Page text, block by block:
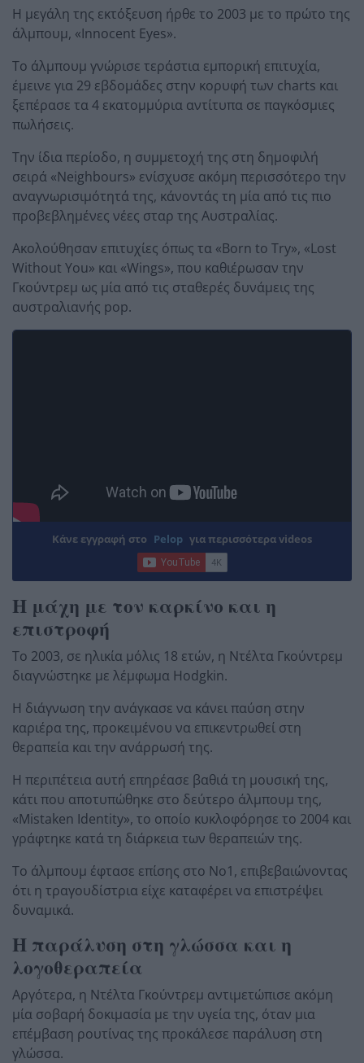
Η μεγάλη της εκτόξευση ήρθε το 2003 με το πρώτο της
άλμπουμ, «Innocent Eyes».
Το άλμπουμ γνώρισε τεράστια εμπορική επιτυχία,
έμεινε για 29 εβδομάδες στην κορυφή των charts και
ξεπέρασε τα 4 εκατομμύρια αντίτυπα σε παγκόσμιες
πωλήσεις.
Την ίδια περίοδο, η συμμετοχή της στη δημοφιλή
σειρά «Neighbours» ενίσχυσε ακόμη περισσότερο την
αναγνωρισιμότητά της, κάνοντάς τη μία από τις πιο
προβεβλημένες νέες σταρ της Αυστραλίας.
Ακολούθησαν επιτυχίες όπως τα «Born to Try», «Lost
Without You» και «Wings», που καθιέρωσαν την
Γκούντρεμ ως μία από τις σταθερές δυνάμεις της
αυστραλιανής pop.
Κάνε εγγραφή στο Pelop για περισσότερα videos
Η μάχη με τον καρκίνο και η
επιστροφή
Το 2003, σε ηλικία μόλις 18 ετών, η Ντέλτα Γκούντρεμ
διαγνώστηκε με λέμφωμα Hodgkin.
Η διάγνωση την ανάγκασε να κάνει παύση στην
καριέρα της, προκειμένου να επικεντρωθεί στη
θεραπεία και την ανάρρωσή της.
Η περιπέτεια αυτή επηρέασε βαθιά τη μουσική της,
κάτι που αποτυπώθηκε στο δεύτερο άλμπουμ της,
«Mistaken Identity», το οποίο κυκλοφόρησε το 2004 και
γράφτηκε κατά τη διάρκεια των θεραπειών της.
Το άλμπουμ έφτασε επίσης στο Νο1, επιβεβαιώνοντας
ότι η τραγουδίστρια είχε καταφέρει να επιστρέψει
δυναμικά.
Η παράλυση στη γλώσσα και η
λογοθεραπεία
Αργότερα, η Ντέλτα Γκούντρεμ αντιμετώπισε ακόμη
μία σοβαρή δοκιμασία με την υγεία της, όταν μια
επέμβαση ρουτίνας της προκάλεσε παράλυση στη
γλώσσα.